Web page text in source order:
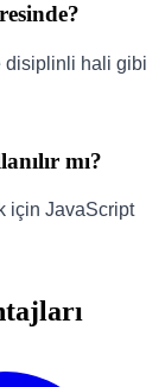
disiplinli hali gibi
mı?
için JavaScript